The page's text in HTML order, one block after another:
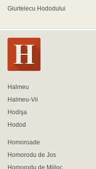
Giurtelecu Hododului
Halmeu
Halmeu-Vii
Hodişa
Hodod
Homoroade
Homorodu de Jos
Homorodu de Mijloc